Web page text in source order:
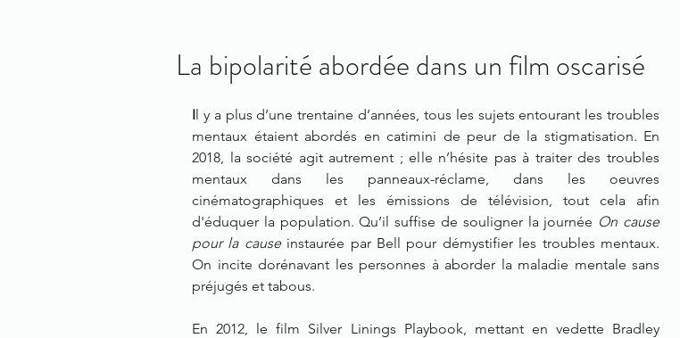
La bipolarité abordée dans un film oscarisé
Il y a plus d’une trentaine d’années, tous les sujets entourant les troubles
mentaux étaient abordés en catimini de peur de la stigmatisation. En
2018, la société agit autrement ; elle n’hésite pas à traiter des troubles
mentaux dans les panneaux-réclame, dans les oeuvres
cinématographiques et les émissions de télévision, tout cela afin
d'éduquer la population. Qu’il suffise de souligner la journée On cause
pour la cause instaurée par Bell pour démystifier les troubles mentaux.
On incite dorénavant les personnes à aborder la maladie mentale sans
préjugés et tabous.
En 2012, le film Silver Linings Playbook, mettant en vedette Bradley